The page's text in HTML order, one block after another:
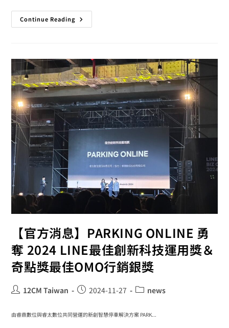
Continue Reading
【官方消息】PARKING ONLINE 勇
奪 2024 LINE最佳創新科技運用獎＆
奇點獎最佳OMO行銷銀獎
12CM Taiwan 2024-11-27 news
由睿鼎數位與睿太數位共同營運的新創智慧停車解決方案 PARK...